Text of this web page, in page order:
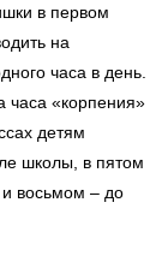
в первом
на
часа в день.
часа «корпения»
детям
школы, в пятом
восьмом – до